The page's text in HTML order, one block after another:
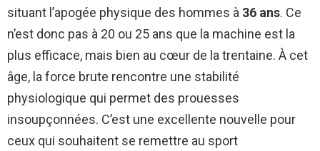
situant l’apogée physique des hommes à 36 ans. Ce
n’est donc pas à 20 ou 25 ans que la machine est la
plus efficace, mais bien au cœur de la trentaine. À cet
âge, la force brute rencontre une stabilité
physiologique qui permet des prouesses
insoupçonnées. C’est une excellente nouvelle pour
ceux qui souhaitent se remettre au sport